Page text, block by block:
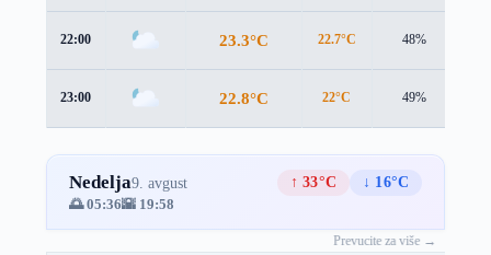
22:00 23.3°C 22.7°C 48%
23:00 22.8°C 22°C 49%
Nedelja9. avgust ↑ 33°C
↓ 16°C
🌅 05:36🌇 19:58
Prevucite za više →